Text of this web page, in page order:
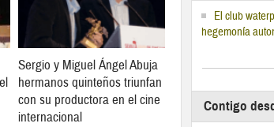
Sergio y Miguel Ángel Abuja
hermanos quinteños triunfan
con su productora en el cine
internacional
El club
hegemonía
Contigo